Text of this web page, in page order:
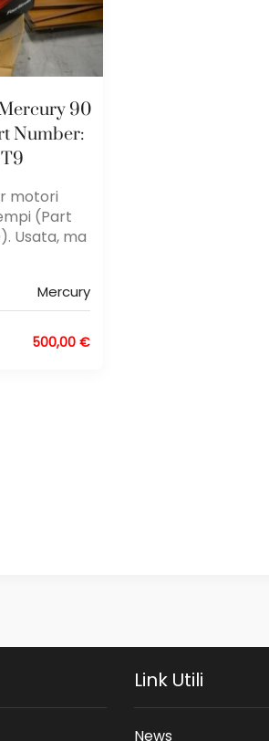
90
Number:
motori
(Part
Usata, ma
Mercury
500,00 €
Link Utili
News